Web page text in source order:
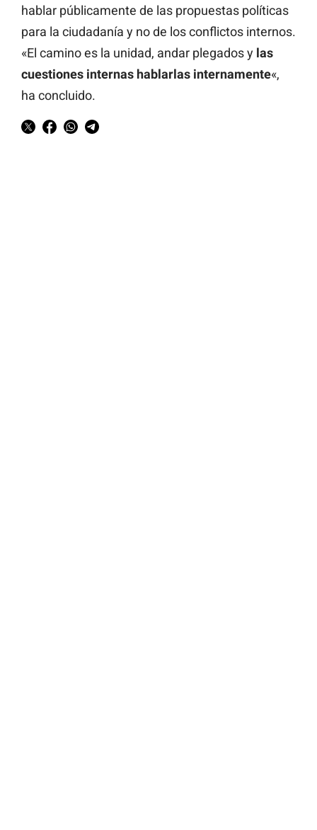
hablar públicamente de las propuestas políticas
para la ciudadanía y no de los conflictos internos.
«El camino es la unidad, andar plegados y las
cuestiones internas hablarlas internamente«,
ha concluido.